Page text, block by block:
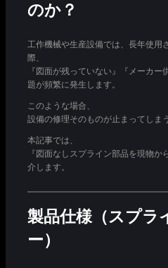
のか？
工作機械や生産設備では、長年使用
際、
『図面が残っていない』『メーカ
題が頻繁に発生します。
このような場合、
設備の修理そのものが止まってしま
本記事では、
『図面なしスプライン部品を現物
介します。
製品仕様（スプラ
ー）